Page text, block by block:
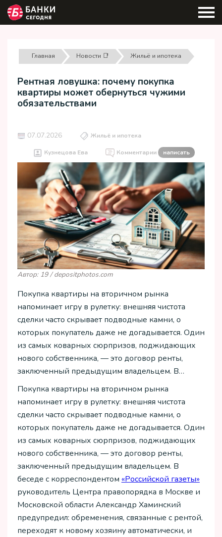
Главная Новости 📑 Жильё и ипотека
Рентная ловушка: почему покупка
квартиры может обернуться чужими
обязательствами
07.07.2026 Жильё и ипотека
Кузнецова Ева Комментарии написать
Автор: 19 / depositphotos.com
Покупка квартиры на вторичном рынка
напоминает игру в рулетку: внешняя чистота
сделки часто скрывает подводные камни, о
которых покупатель даже не догадывается. Один
из самых коварных сюрпризов, поджидающих
нового собственника, — это договор ренты,
заключенный предыдущим владельцем. В…
Покупка квартиры на вторичном рынка
напоминает игру в рулетку: внешняя чистота
сделки часто скрывает подводные камни, о
которых покупатель даже не догадывается. Один
из самых коварных сюрпризов, поджидающих
нового собственника, — это договор ренты,
заключенный предыдущим владельцем. В
беседе с корреспондентом «Российской газеты»
руководитель Центра правопорядка в Москве и
Московской области Александр Хаминский
предупредил: обременения, связанные с рентой,
переходят к новому хозяину автоматически, и